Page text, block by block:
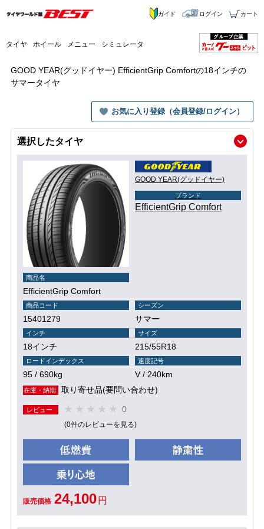
タイヤ ホイール メニュー シミュレータ
ガイド ログイン カート
GOOD YEAR(グッドイヤー) EfficientGrip Comfortの18インチの
サマータイヤ
お気に入り登録（会員登録/ログイン）
選択したタイヤ
GOOD YEAR(グッドイヤー)
ブランド
EfficientGrip Comfort
商品名
EfficientGrip Comfort
商品コード
15401279
シーズン
サマー
インチ
18インチ
サイズ
215/55R18
ロードインデックス
95 / 690kg
速度記号
V / 240km
在庫・納期 取り寄せ品(要問い合わせ)
レビュー 0
(0件のレビューを見る)
販売価格 24,100 円